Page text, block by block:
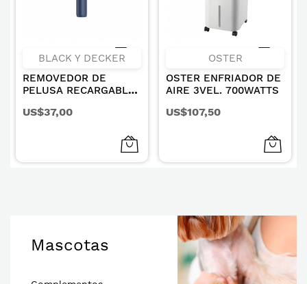
BLACK Y DECKER
REMOVEDOR DE
PELUSA RECARGABLE
US$37,00
OSTER
OSTER ENFRIADOR DE
AIRE 3VEL. 700WATTS
US$107,50
Mascotas